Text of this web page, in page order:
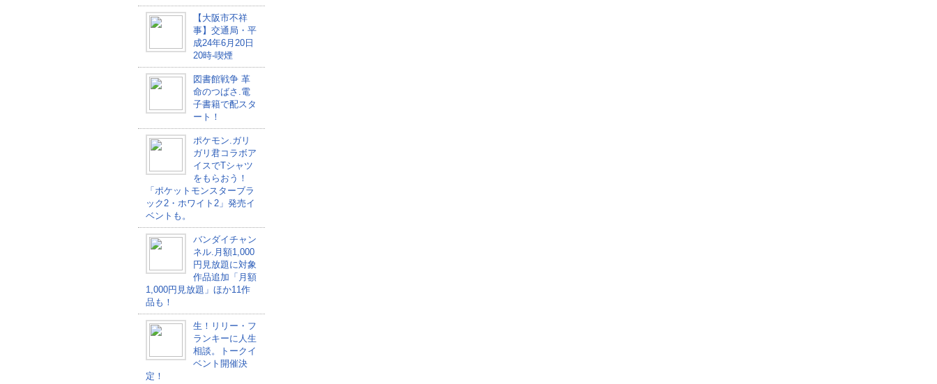
【大阪市不祥
事】交通局・平
成24年6月20日
20時-喫煙
図書館戦争 革
命のつばさ.電
子書籍で配スタ
ート！
ポケモン.ガリ
ガリ君コラボア
イスでTシャツ
をもらおう！
「ポケットモンスターブラ
ック2・ホワイト2」発売イ
ベントも。
バンダイチャン
ネル.月額1,000
円見放題に対象
作品追加「月額
1,000円見放題」ほか11作
品も！
生！リリー・フ
ランキーに人生
相談。トークイ
ベント開催決
定！